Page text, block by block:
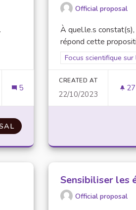
5
NOUVELLES ARRIVÉES D'EAU
Official proposal
À quel.le.s
répond cette
Filter results for
Focus scientifique sur
CREATED AT
22/10/2023
27
Sensibiliser les
Official proposal